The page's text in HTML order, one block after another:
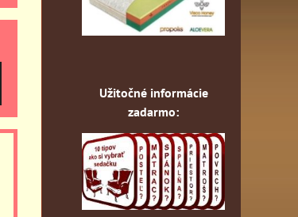
Užitočné informácie
zadarmo: